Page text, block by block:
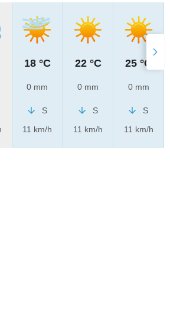
18 °C
0 mm
S
11 km/h
22 °C
0 mm
S
11 km/h
25 °C
0 mm
S
11 km/h